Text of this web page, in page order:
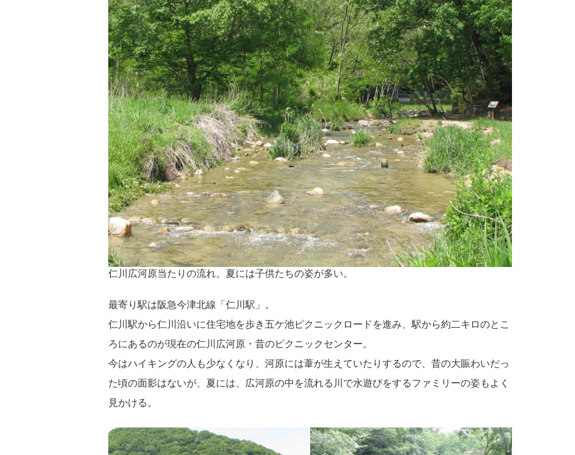
仁川広河原当たりの流れ。夏には子供たちの姿が多い。
最寄り駅は阪急今津北線「仁川駅」。
仁川駅から仁川沿いに住宅地を歩き五ケ池ピクニックロードを進み、駅から約二キロのとこ
ろにあるのが現在の仁川広河原・昔のピクニックセンター。
今はハイキングの人も少なくなり、河原には葦が生えていたりするので、昔の大賑わいだっ
た頃の面影はないが、夏には、広河原の中を流れる川で水遊びをするファミリーの姿もよく
見かける。